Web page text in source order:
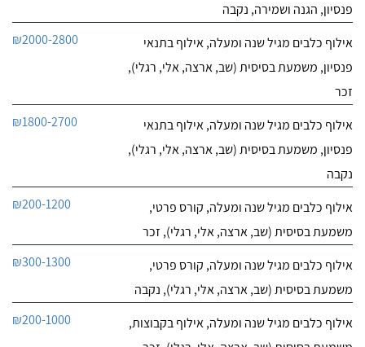
פנסיון, הגנה ושמירה, נקבה
אילוף כלבים מגיל שנה ומעלה, אילוף בתנאי
פנסיון, משמעת בסיסית (שב, ארצה, אלי, רגלי),
זכר
₪2000-2800
אילוף כלבים מגיל שנה ומעלה, אילוף בתנאי
פנסיון, משמעת בסיסית (שב, ארצה, אלי, רגלי),
נקבה
₪1800-2700
אילוף כלבים מגיל שנה ומעלה, קורס פרטי,
משמעת בסיסית (שב, ארצה, אלי, רגלי), זכר
₪200-1200
אילוף כלבים מגיל שנה ומעלה, קורס פרטי,
משמעת בסיסית (שב, ארצה, אלי, רגלי), נקבה
₪300-1300
אילוף כלבים מגיל שנה ומעלה, אילוף בקבוצות,
₪200-1000